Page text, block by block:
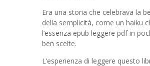
Era una storia che celebrava la
della semplicità, come un haiku
l’essenza epub leggere pdf in
ben scelte.
L’esperienza di leggere questo